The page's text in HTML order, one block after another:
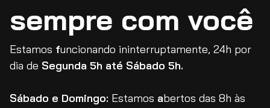
sempre com você
Estamos funcionando ininterruptamente, 24h por
dia de Segunda 5h até Sábado 5h.
Sábado e Domingo: Estamos abertos das 8h às